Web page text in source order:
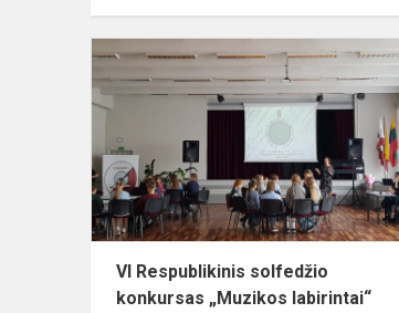
VI Respublikinis solfedžio
konkursas „Muzikos labirintai“